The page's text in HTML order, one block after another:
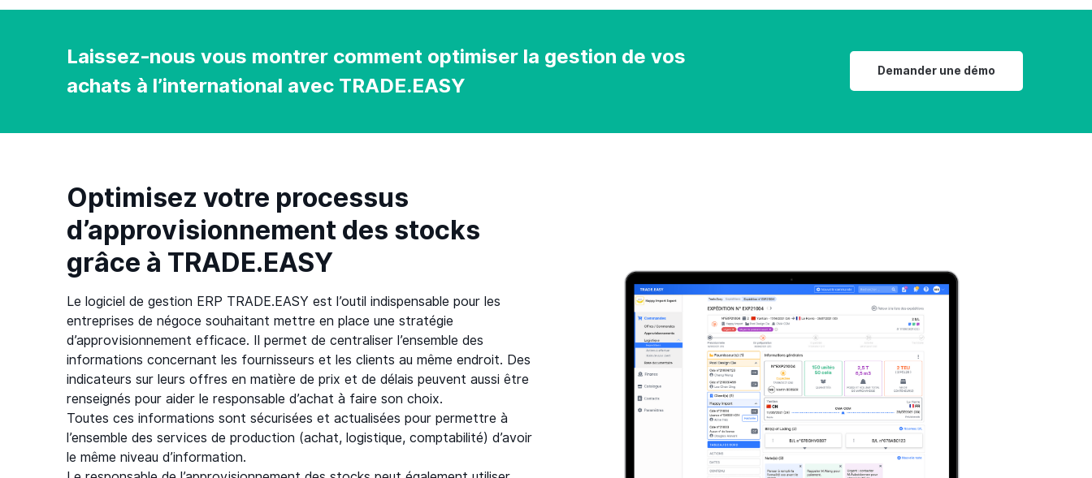
Laissez-nous vous montrer comment optimiser la gestion de vos
achats à l’international avec TRADE.EASY
Demander une démo
Optimisez votre processus
d’approvisionnement des stocks
grâce à TRADE.EASY
Le logiciel de gestion ERP TRADE.EASY est l’outil indispensable pour les
entreprises de négoce souhaitant mettre en place une stratégie
d’approvisionnement efficace. Il permet de centraliser l’ensemble des
informations concernant les fournisseurs et les clients au même endroit. Des
indicateurs sur leurs offres en matière de prix et de délais peuvent aussi être
renseignés pour aider le responsable d’achat à faire son choix.
Toutes ces informations sont sécurisées et actualisées pour permettre à
l’ensemble des services de production (achat, logistique, comptabilité) d’avoir
le même niveau d’information.